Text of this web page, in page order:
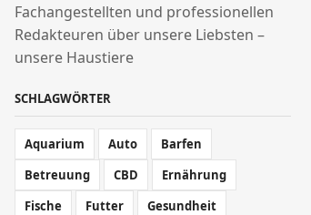
Fachangestellten und professionellen
Redakteuren über unsere Liebsten –
unsere Haustiere
SCHLAGWÖRTER
Aquarium Auto
Barfen
Betreuung
CBD
Ernährung
Fische
Futter
Gesundheit